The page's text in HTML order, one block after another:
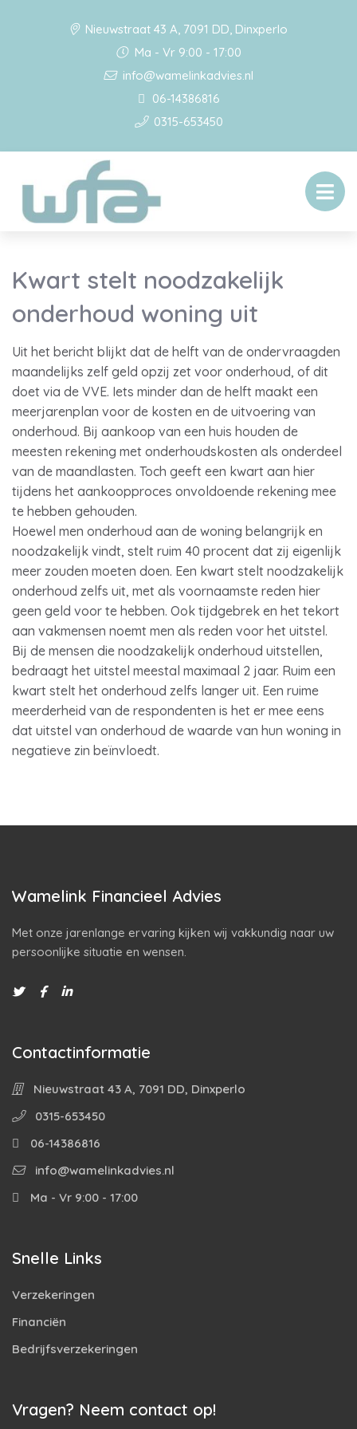
Nieuwstraat 43 A, 7091 DD, Dinxperlo
Ma - Vr 9:00 - 17:00
info@wamelinkadvies.nl
06-14386816
0315-653450
Kwart stelt noodzakelijk
onderhoud woning uit
Uit het bericht blijkt dat de helft van de ondervraagden
maandelijks zelf geld opzij zet voor onderhoud, of dit
doet via de VVE. Iets minder dan de helft maakt een
meerjarenplan voor de kosten en de uitvoering van
onderhoud. Bij aankoop van een huis houden de
meesten rekening met onderhoudskosten als onderdeel
van de maandlasten. Toch geeft een kwart aan hier
tijdens het aankoopproces onvoldoende rekening mee
te hebben gehouden.
Hoewel men onderhoud aan de woning belangrijk en
noodzakelijk vindt, stelt ruim 40 procent dat zij eigenlijk
meer zouden moeten doen. Een kwart stelt noodzakelijk
onderhoud zelfs uit, met als voornaamste reden hier
geen geld voor te hebben. Ook tijdgebrek en het tekort
aan vakmensen noemt men als reden voor het uitstel.
Bij de mensen die noodzakelijk onderhoud uitstellen,
bedraagt het uitstel meestal maximaal 2 jaar. Ruim een
kwart stelt het onderhoud zelfs langer uit. Een ruime
meerderheid van de respondenten is het er mee eens
dat uitstel van onderhoud de waarde van hun woning in
negatieve zin beïnvloedt.
Wamelink Financieel Advies
Met onze jarenlange ervaring kijken wij vakkundig naar uw
persoonlijke situatie en wensen.
Contactinformatie
Nieuwstraat 43 A, 7091 DD, Dinxperlo
0315-653450
06-14386816
info@wamelinkadvies.nl
Ma - Vr 9:00 - 17:00
Snelle Links
Verzekeringen
Financiën
Bedrijfsverzekeringen
Vragen? Neem contact op!